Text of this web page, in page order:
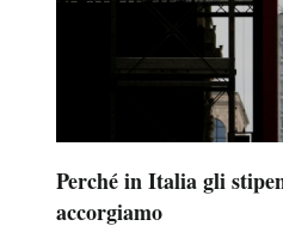
Perché in Italia gli
accorgiamo